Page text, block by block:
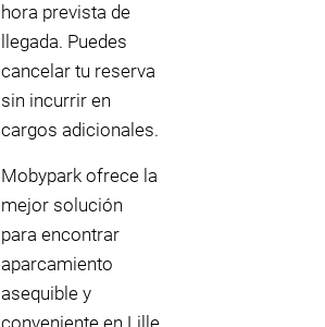
hora prevista de
llegada. Puedes
cancelar tu reserva
sin incurrir en
cargos adicionales.
Mobypark ofrece la
mejor solución
para encontrar
aparcamiento
asequible y